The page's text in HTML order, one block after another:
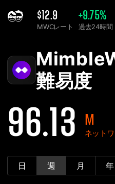
$12.9
MWCレート
+9.75%
過去24時間
難易度
96.13 M
ネット
日 週 月 年